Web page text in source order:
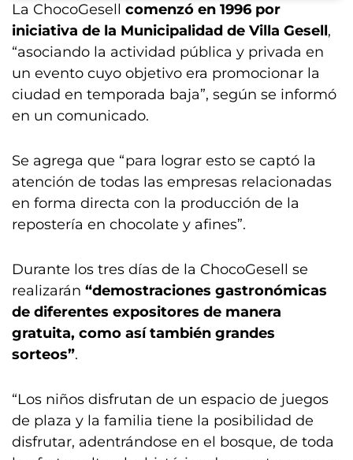
La ChocoGesell comenzó en 1996 por
iniciativa de la Municipalidad de Villa Gesell,
“asociando la actividad pública y privada en
un evento cuyo objetivo era promocionar la
ciudad en temporada baja”, según se informó
en un comunicado.
Se agrega que “para lograr esto se captó la
atención de todas las empresas relacionadas
en forma directa con la producción de la
repostería en chocolate y afines”.
Durante los tres días de la ChocoGesell se
realizarán “demostraciones gastronómicas
de diferentes expositores de manera
gratuita, como así también grandes
sorteos”.
“Los niños disfrutan de un espacio de juegos
de plaza y la familia tiene la posibilidad de
disfrutar, adentrándose en el bosque, de toda